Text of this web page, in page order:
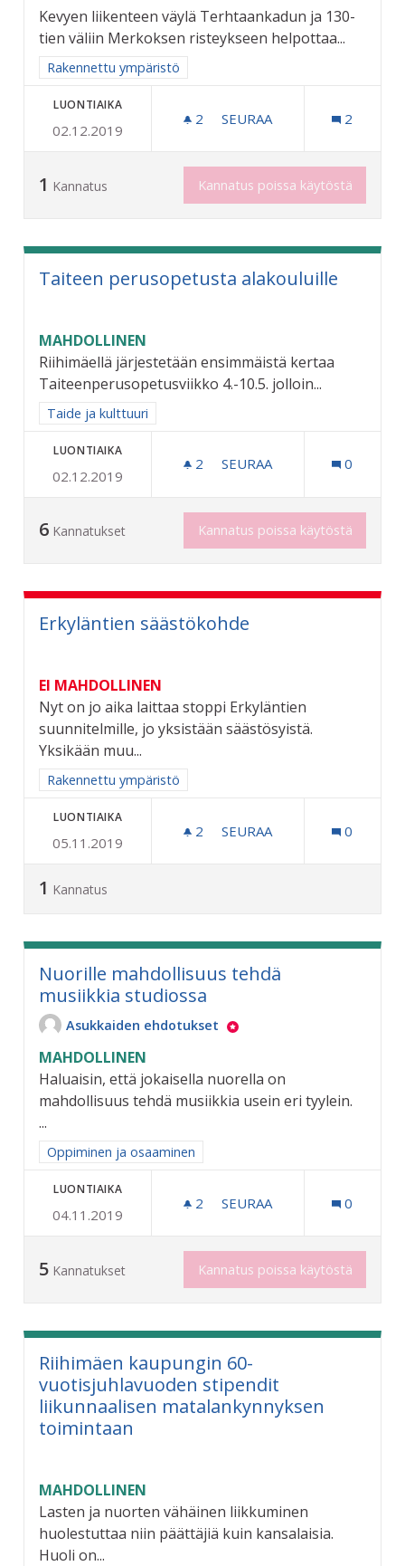
Kevyen liikenteen väylä Terhtaankadun ja 130-
tien väliin Merkoksen risteykseen helpottaa...
Rajaa tulokset aihepiirin mukaan: Rakennettu ympäristö
Rakennettu ympäristö
LUONTIAIKA
02.12.2019
2 2 SEURAAJAA
SEURAA 2
1 Kannatus Kannatus poissa käytöstä
Taiteen perusopetusta alakouluille
MAHDOLLINEN
Riihimäellä järjestetään ensimmäistä kertaa
Taiteenperusopetusviikko 4.-10.5. jolloin...
Rajaa tulokset aihepiirin mukaan: Taide ja kulttuuri
Taide ja kulttuuri
LUONTIAIKA
02.12.2019
2 2 SEURAAJAA
SEURAA 0
6 Kannatukset Kannatus poissa käytöstä
Erkyläntien säästökohde
EI MAHDOLLINEN
Nyt on jo aika laittaa stoppi Erkyläntien
suunnitelmille, jo yksistään säästösyistä.
Yksikään muu...
Rajaa tulokset aihepiirin mukaan: Rakennettu ympäristö
Rakennettu ympäristö
LUONTIAIKA
05.11.2019
2 2 SEURAAJAA
SEURAA 0
1 Kannatus
Nuorille mahdollisuus tehdä
musiikkia studiossa
Asukkaiden ehdotukset
MAHDOLLINEN
Haluaisin, että jokaisella nuorella on
mahdollisuus tehdä musiikkia usein eri tyylein.
...
Rajaa tulokset aihepiirin mukaan: Oppiminen ja osaaminen
Oppiminen ja osaaminen
LUONTIAIKA
04.11.2019
2 2 SEURAAJAA
SEURAA 0
5 Kannatukset Kannatus poissa käytöstä
Riihimäen kaupungin 60-
vuotisjuhlavuoden stipendit
liikunnaalisen matalankynnyksen
toimintaan
MAHDOLLINEN
Lasten ja nuorten vähäinen liikkuminen
huolestuttaa niin päättäjiä kuin kansalaisia.
Huoli on...